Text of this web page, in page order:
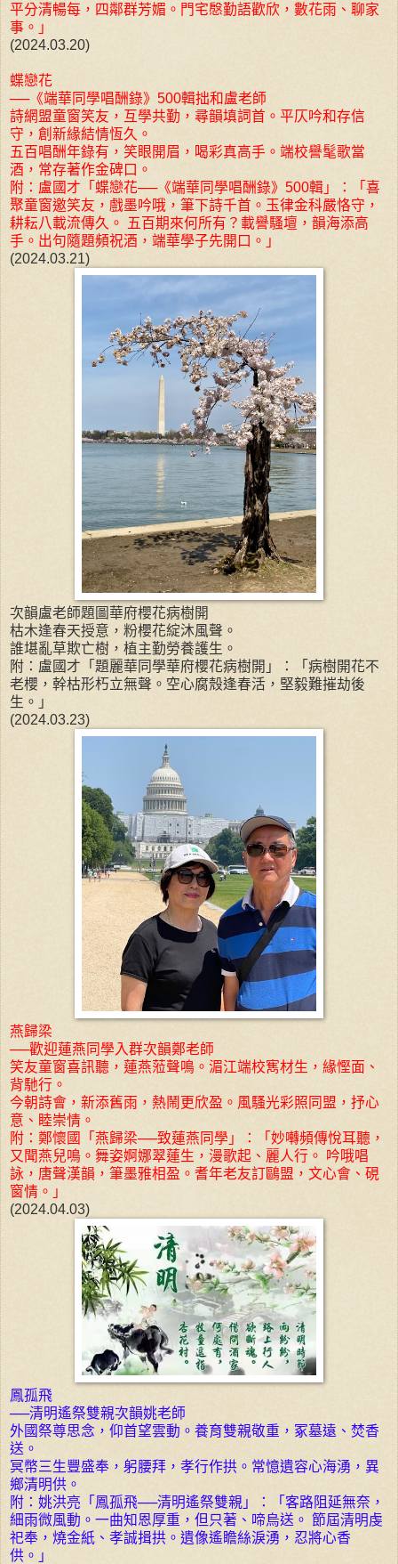
平分清暢每，四鄰群芳媚。門宅慇勤語歡欣，數花雨、聊家
事。」
(2024.03.20)
蝶戀花
──《端華同學唱酬錄》500輯拙和盧老師
詩網盟童窗笑友，互學共勤，尋韻填詞首。平仄吟和存信
守，創新緣結情恆久。
五百唱酬年錄有，笑眼開眉，喝彩真高手。端校譽髦歌當
酒，常存著作金碑口。
附：盧國才「蝶戀花──《端華同學唱酬錄》500輯」：「喜
聚童窗邀笑友，戲墨吟哦，筆下詩千首。玉律金科嚴恪守，
耕耘八載流傳久。 五百期來何所有？載譽騷壇，韻海添高
手。出句隨題頻祝酒，端華學子先開口。」
(2024.03.21)
次韻盧老師題圖華府櫻花病樹開
枯木逢春天授意，粉櫻花綻沐風聲。
誰堪亂草欺亡樹，植主勤勞養護生。
附：盧國才「題麗華同學華府櫻花病樹開」：「病樹開花不
老櫻，幹枯形朽立無聲。空心腐殼逢春活，堅毅難摧劫後
生。」
(2024.03.23)
燕歸梁
──歡迎蓮燕同學入群次韻鄭老師
笑友童窗喜訊聽，蓮燕蒞聲鳴。湄江端校寯材生，緣慳面、
背馳行。
今朝詩會，新添舊雨，熱鬧更欣盈。風騷光彩照同盟，抒心
意、睦崇情。
附：鄭懷國「燕歸梁──致蓮燕同學」：「妙囀頻傳悅耳聽，
又聞燕兒鳴。舞姿婀娜翠蓮生，漫歌起、麗人行。 吟哦唱
詠，唐聲漢韻，筆墨雅相盈。耆年老友訂鷗盟，文心會、硯
窗情。」
(2024.04.03)
鳳孤飛
──清明遙祭雙親次韻姚老師
外國祭尊思念，仰首望雲動。養育雙親敬重，冢墓遠、焚香
送。
冥幣三生豐盛奉，躬腰拜，孝行作拱。常憶遺容心海湧，異
鄉清明供。
附：姚洪亮「鳳孤飛──清明遙祭雙親」：「客路阻延無奈，
細雨微風動。一曲知恩厚重，但只著、啼烏送。 節屆清明虔
祀奉，燒金紙、孝誠揖拱。遺像遙瞻絲淚湧，忍將心香
供。」